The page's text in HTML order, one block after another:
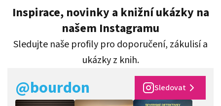
Inspirace, novinky a knižní ukázky na
našem Instagramu
Sledujte naše profily pro doporučení, zákulisí a
ukázky z knih.
@bourdon Sledovat